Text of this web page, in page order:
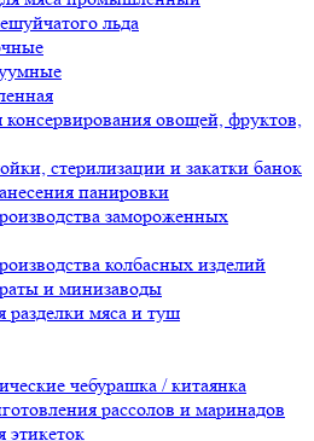
льда
овощей, фруктов,
стерилизации и закатки банок
панировки
замороженных
колбасных изделий
и минизаводы
мяса и туш
чебурашка / китаянка
рассолов и маринадов
этикеток